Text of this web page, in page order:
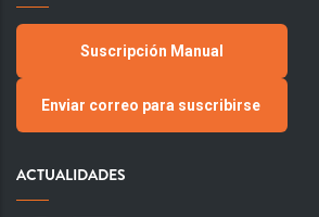
Suscripción Manual
Enviar correo para suscribirse
ACTUALIDADES